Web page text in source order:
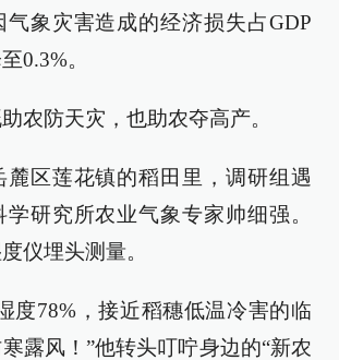
气象灾害造成的经济损失占GDP
0.3%。
农防天灾，也助农夺高产。
麓区莲花镇的稻田里，调研组遇
研究所农业气象专家帅细强。
仪埋头测量。
度78%，接近稻穗低温冷害的临
露风！”他转头叮咛身边的“新农